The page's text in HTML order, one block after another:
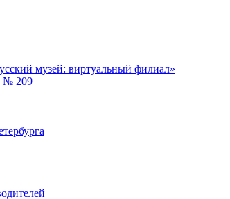
музей: виртуальный филиал»
№ 209